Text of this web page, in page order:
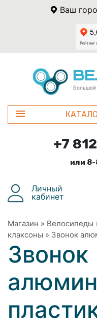
Ваш
Большой
+7
или
Личный
кабинет
Магазин » Велосипеды
клаксоны » Звонок
Звонок